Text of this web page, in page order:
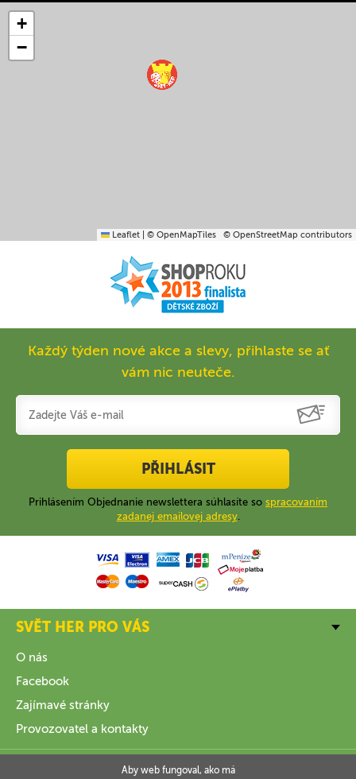
+
−
Leaflet © OpenMapTiles © OpenStreetMap contributors
Každý týden nové akce a slevy, přihlaste se ať
vám nic neuteče.
PŘIHLÁSIT
Prihlásením Objednanie newslettera súhlasíte so spracovaním
zadanej emailovej adresy.
SVĚT HER PRO VÁS
O nás
Facebook
Zajímavé stránky
Provozovatel a kontakty
Aby web fungoval, ako má